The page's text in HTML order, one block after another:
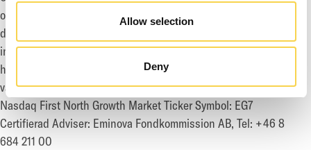
Allow selection
Deny
of Duty, Destiny och Elden Ring. Koncernens förläggar- och
distributionsavdelningar Fireshine Games besitter expertis
inom både fysisk och digital förläggning. Koncernen har sitt
huvudkontor i Stockholm med cirka 630 anställda i 16 kontor
världen över.
Nasdaq First North Growth Market Ticker Symbol: EG7
Certifierad Adviser: Eminova Fondkommission AB, Tel: +46 8
684 211 00